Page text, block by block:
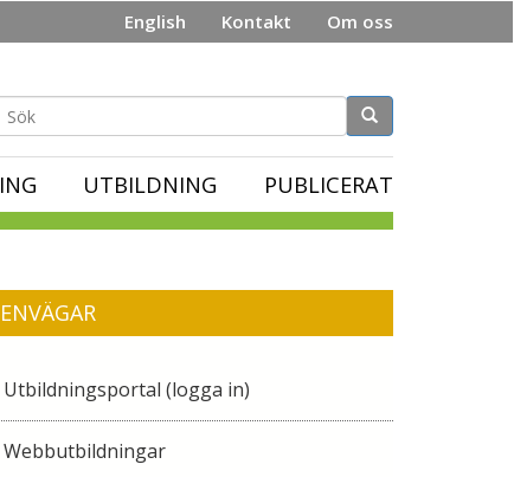
English Kontakt Om oss
UTBILDNING PUBLICERAT
Utbildningsportal (logga in)
Webbutbildningar